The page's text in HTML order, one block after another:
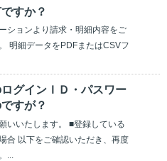
すか？
ションより請求・明細内容をご
明細データをPDFまたはCSVフ
グインＩＤ・パスワー
すが？
いいたします。 ■登録している
合 以下をご確認いただき、再度
...